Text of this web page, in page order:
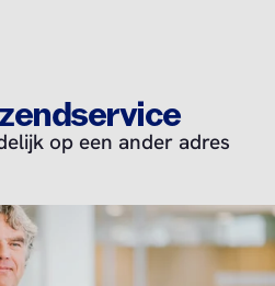
op een ander adres